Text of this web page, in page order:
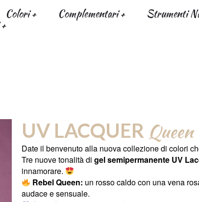
Colori Complementari Strumenti
UV LACQUER
Date il benvenuto alla nuova collezione di colori
Tre nuove tonalità di gel semipermanente UV
innamorare.
Rebel Queen: un rosso caldo con una vena
audace e sensuale.